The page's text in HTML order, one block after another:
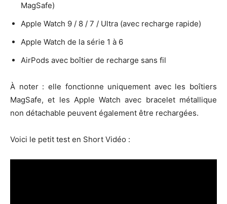
MagSafe)
Apple Watch 9 / 8 / 7 / Ultra (avec recharge rapide)
Apple Watch de la série 1 à 6
AirPods avec boîtier de recharge sans fil
À noter : elle fonctionne uniquement avec les boîtiers
MagSafe, et les Apple Watch avec bracelet métallique
non détachable peuvent également être rechargées.
Voici le petit test en Short Vidéo :